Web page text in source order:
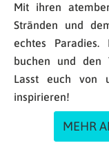
Mit ihren
Stränden und
echtes
buchen und den
Lasst euch von
inspirieren!
MEHR